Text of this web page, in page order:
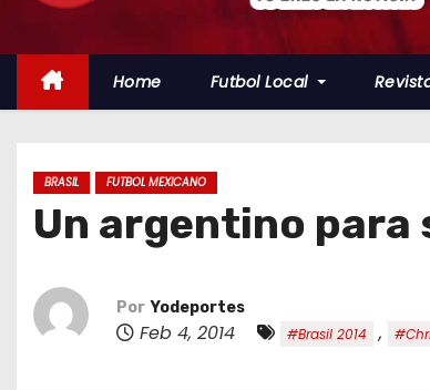
l
Home Futbol Local
BRASIL FUTBOL MEXICANO
Un argentino para
Por Yodeportes
Feb 4, 2014 #Brasil 2014 ,